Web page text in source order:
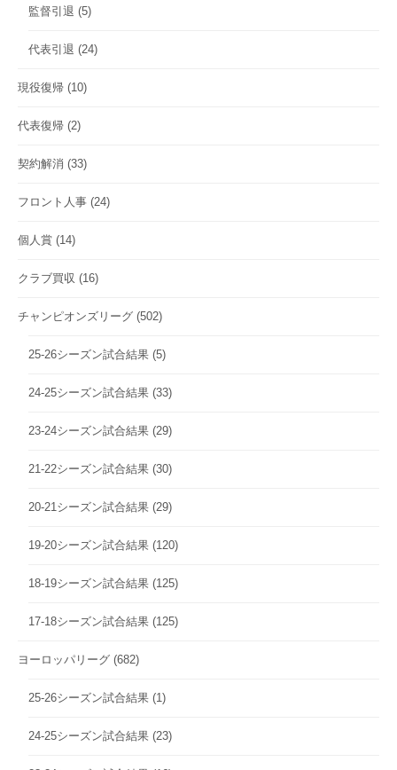
監督引退 (5)
代表引退 (24)
現役復帰 (10)
代表復帰 (2)
契約解消 (33)
フロント人事 (24)
個人賞 (14)
クラブ買収 (16)
チャンピオンズリーグ (502)
25-26シーズン試合結果 (5)
24-25シーズン試合結果 (33)
23-24シーズン試合結果 (29)
21-22シーズン試合結果 (30)
20-21シーズン試合結果 (29)
19-20シーズン試合結果 (120)
18-19シーズン試合結果 (125)
17-18シーズン試合結果 (125)
ヨーロッパリーグ (682)
25-26シーズン試合結果 (1)
24-25シーズン試合結果 (23)